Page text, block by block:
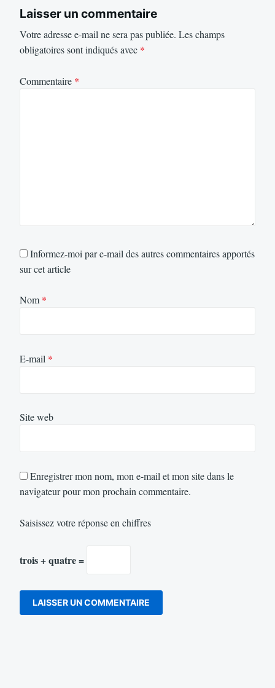
Laisser un commentaire
Votre adresse e-mail ne sera pas publiée. Les champs
obligatoires sont indiqués avec *
Commentaire *
Informez-moi par e-mail des autres commentaires apportés
sur cet article
Nom *
E-mail *
Site web
Enregistrer mon nom, mon e-mail et mon site dans le
navigateur pour mon prochain commentaire.
Saisissez votre réponse en chiffres
trois + quatre =